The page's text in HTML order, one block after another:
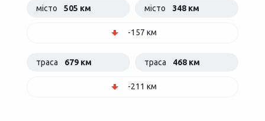
місто 505 км місто 348 км
-157 км
траса 679 км траса 468 км
-211 км